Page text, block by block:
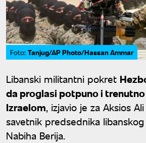
Foto: Tanjug/AP Photo/Hassan Ammar
Libanski militantni pokret
da proglasi potpuno i
Izraelom, izjavio je za Aksios
savetnik predsednika
Nabiha Berija.